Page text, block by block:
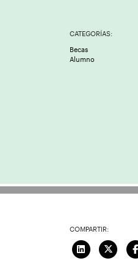
CATEGORÍAS:
Becas
Alumno
COMPARTIR: